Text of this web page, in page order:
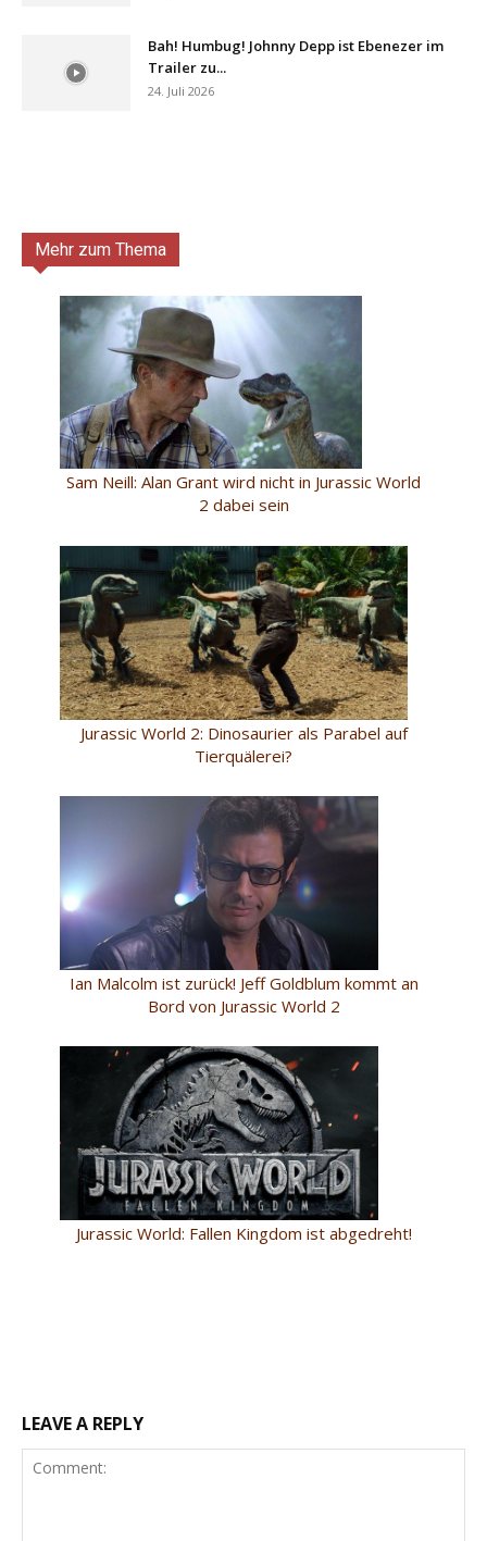
Bah! Humbug! Johnny Depp ist Ebenezer im
Trailer zu...
24. Juli 2026
Mehr zum Thema
Sam Neill: Alan Grant wird nicht in Jurassic World
2 dabei sein
Jurassic World 2: Dinosaurier als Parabel auf
Tierquälerei?
Ian Malcolm ist zurück! Jeff Goldblum kommt an
Bord von Jurassic World 2
Jurassic World: Fallen Kingdom ist abgedreht!
LEAVE A REPLY